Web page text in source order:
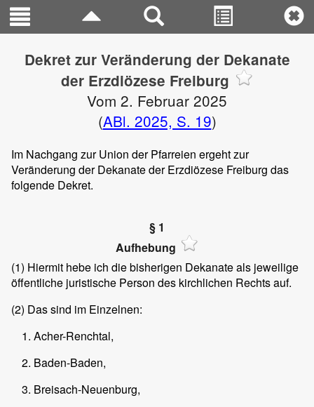
Dekret zur Veränderung der Dekanate
der Erzdiözese Freiburg
Vom 2. Februar 2025
(ABl. 2025, S. 19)
Im Nachgang zur Union der Pfarreien ergeht zur
Veränderung der Dekanate der Erzdiözese Freiburg das
folgende Dekret.
§ 1
Aufhebung
(1) Hiermit hebe ich die bisherigen Dekanate als jeweilige
öffentliche juristische Person des kirchlichen Rechts auf.
(2) Das sind im Einzelnen:
Acher-Renchtal,
Baden-Baden,
Breisach-Neuenburg,